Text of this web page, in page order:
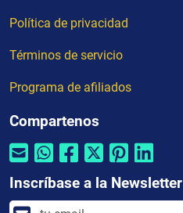
Política de privacidad
Términos de servicio
Programa de afiliados
Compartenos
Inscríbase a la Newsletter